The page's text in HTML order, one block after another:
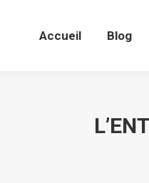
Accueil Blog